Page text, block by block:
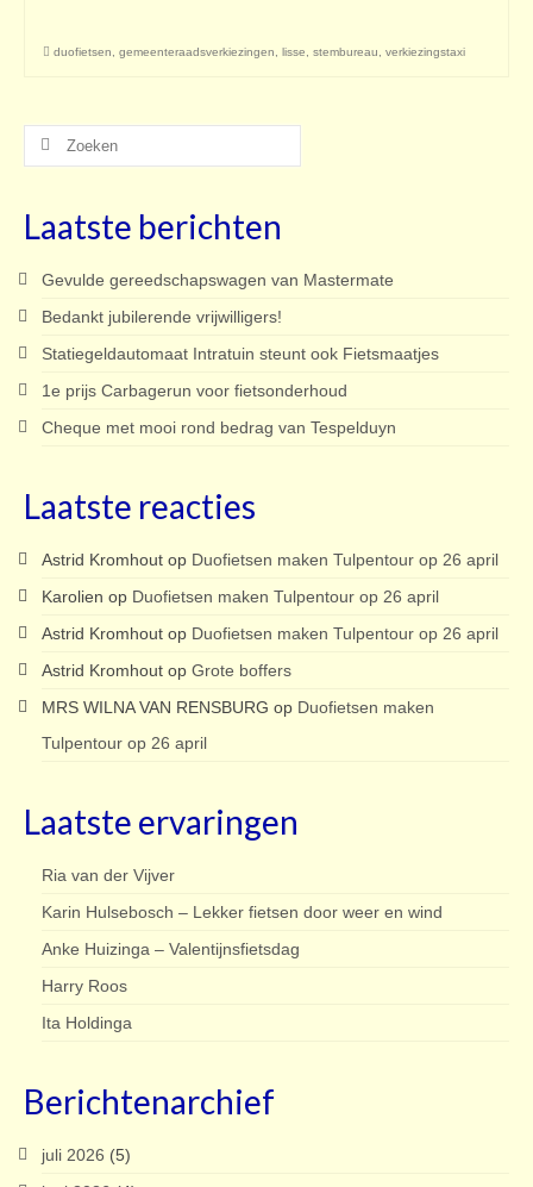
duofietsen gemeenteraadsverkiezingen lisse stembureau verkiezingstaxi
Zoeken
Laatste berichten
Gevulde gereedschapswagen van Mastermate
Bedankt jubilerende vrijwilligers!
Statiegeldautomaat Intratuin steunt ook Fietsmaatjes
1e prijs Carbagerun voor fietsonderhoud
Cheque met mooi rond bedrag van Tespelduyn
Laatste reacties
Astrid Kromhout op Duofietsen maken Tulpentour op 26 april
Karolien op Duofietsen maken Tulpentour op 26 april
Astrid Kromhout op Duofietsen maken Tulpentour op 26 april
Astrid Kromhout op Grote boffers
MRS WILNA VAN RENSBURG op Duofietsen maken
Tulpentour op 26 april
Laatste ervaringen
Ria van der Vijver
Karin Hulsebosch – Lekker fietsen door weer en wind
Anke Huizinga – Valentijnsfietsdag
Harry Roos
Ita Holdinga
Berichtenarchief
juli 2026 (5)